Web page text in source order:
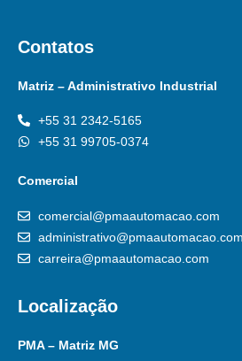
Contatos
Matriz – Administrativo Industrial
+55 31 2342-5165
+55 31 99705-0374
Comercial
comercial@pmaautomacao.com
administrativo@pmaautomacao.com
carreira@pmaautomacao.com
Localização
PMA – Matriz MG